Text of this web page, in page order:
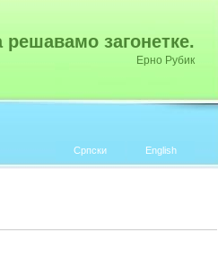
решавамо загонетке.
Ерно Рубик
Српски English